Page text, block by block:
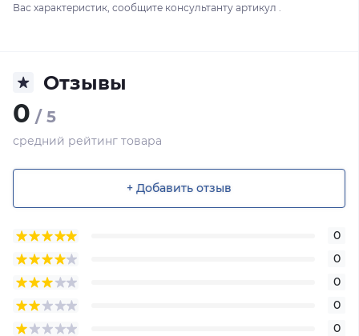
Вас характеристик, сообщите консультанту артикул .
Отзывы
0 / 5
средний рейтинг товара
+ Добавить отзыв
0
0
0
0
0